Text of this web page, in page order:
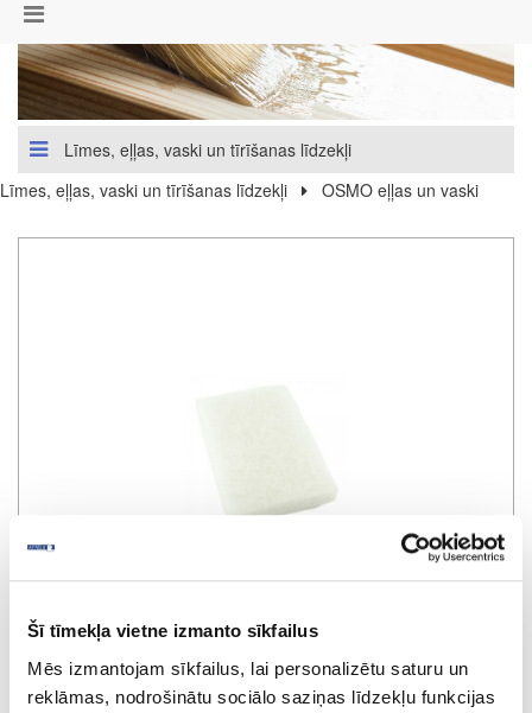
Šī tīmekļa vietne izmanto sīkfailus
Mēs izmantojam sīkfailus, lai personalizētu saturu un
reklāmas, nodrošinātu sociālo saziņas līdzekļu funkcijas
Līmes, eļļas, vaski un tīrīšanas līdzekļi
Līmes, eļļas, vaski un tīrīšanas līdzekļi
OSMO eļļas un vaski